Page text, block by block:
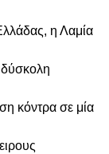
η Λαμία
κόντρα σε μία